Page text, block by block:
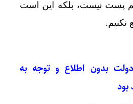
پست نیست، بلکه این است
بدون اطلاع و توجه به